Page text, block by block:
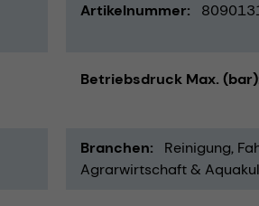
Artikelnummer
Betriebsdruck Max. (bar)
Branchen Reinigung
Agrarwirtschaft &